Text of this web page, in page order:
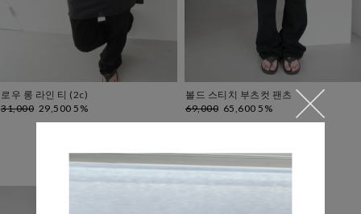
로우 롱 라인 티 (2c)
31,000 29,500 5%
볼드 스티치 부츠컷 팬츠
69,000 65,600 5%